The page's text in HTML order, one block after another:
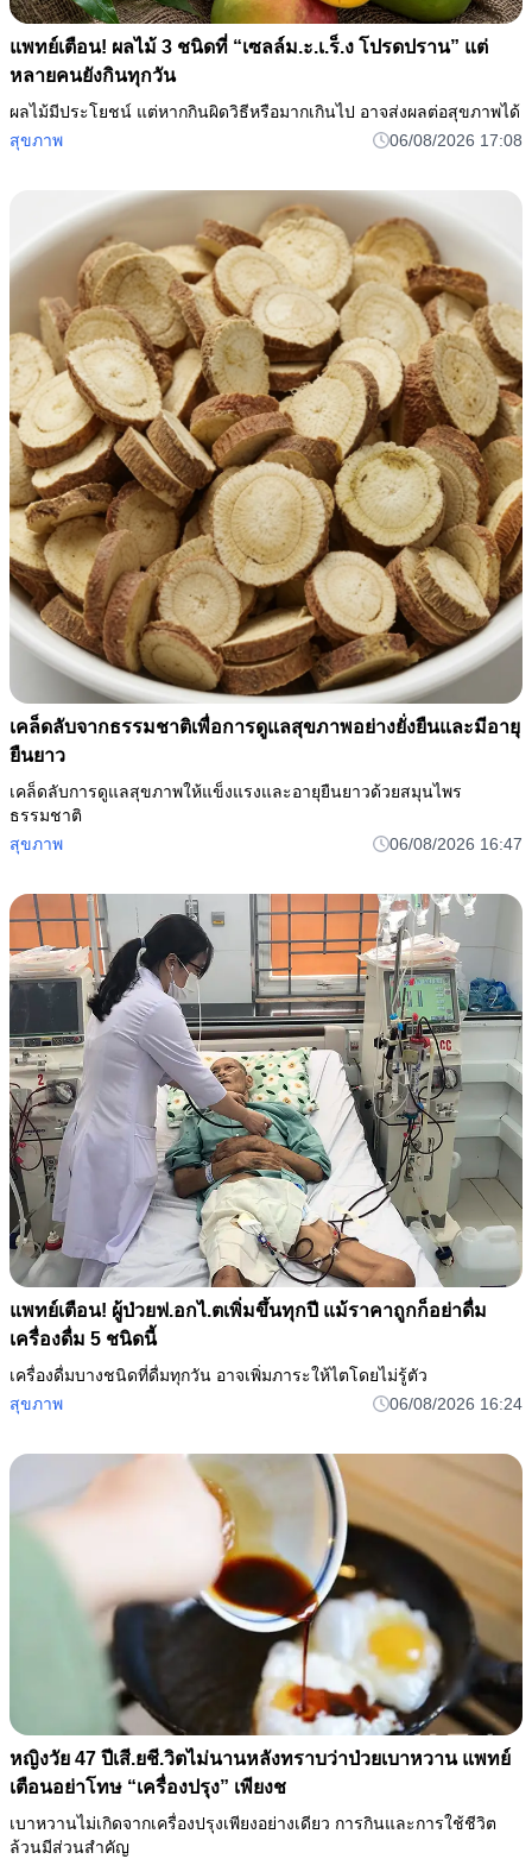
แพทย์เตือน! ผลไม้ 3 ชนิดที่ “เซลล์ม.ะ.เ.ร็.ง โปรดปราน” แต่
หลายคนยังกินทุกวัน
ผลไม้มีประโยชน์ แต่หากกินผิดวิธีหรือมากเกินไป อาจส่งผลต่อสุขภาพได้
สุขภาพ
06/08/2026 17:08
เคล็ดลับจากธรรมชาติเพื่อการดูแลสุขภาพอย่างยั่งยืนและมีอายุ
ยืนยาว
เคล็ดลับการดูแลสุขภาพให้แข็งแรงและอายุยืนยาวด้วยสมุนไพร
ธรรมชาติ
สุขภาพ
06/08/2026 16:47
แพทย์เตือน! ผู้ป่วยฟ.อกไ.ตเพิ่มขึ้นทุกปี แม้ราคาถูกก็อย่าดื่ม
เครื่องดื่ม 5 ชนิดนี้
เครื่องดื่มบางชนิดที่ดื่มทุกวัน อาจเพิ่มภาระให้ไตโดยไม่รู้ตัว
สุขภาพ
06/08/2026 16:24
หญิงวัย 47 ปีเสี.ยชี.วิตไม่นานหลังทราบว่าป่วยเบาหวาน แพทย์
เตือนอย่าโทษ “เครื่องปรุง” เพียงช
เบาหวานไม่เกิดจากเครื่องปรุงเพียงอย่างเดียว การกินและการใช้ชีวิต
ล้วนมีส่วนสำคัญ